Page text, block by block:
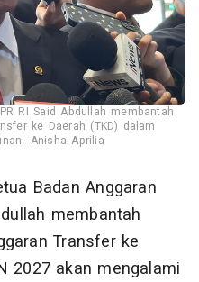
RI Said Abdullah membantah
ke Daerah (TKD) dalam
Anisha Aprilia
Badan Anggaran
membantah
Transfer ke
2027 akan mengalami